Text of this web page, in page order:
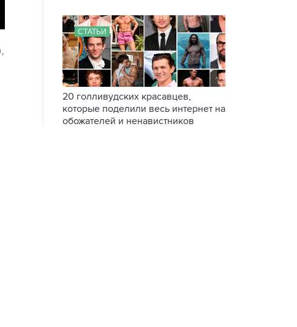
СТАТЬИ
20 голливудских красавцев,
которые поделили весь интернет на
обожателей и ненавистников